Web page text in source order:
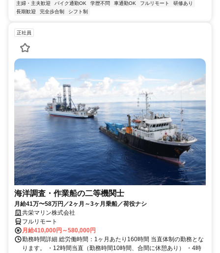
主婦・主夫歓迎 バイク通勤OK 学歴不問 車通勤OK フルリモート
研修あり
長期歓迎
完全歩合制 シフト制
正社員
海洋調査・作業船の二等機関士
月給41万〜58万円／2ヶ月～3ヶ月乗船／荷役ナシ
共栄マリン株式会社
フルリモート
月給410,000円～580,000円
勤務時間詳細 総労働時間：1ヶ月あたり160時間 当直体制の勤務とな
ります。 ・12時間当直（勤務時間10時間、合間に休憩あり） ・4時